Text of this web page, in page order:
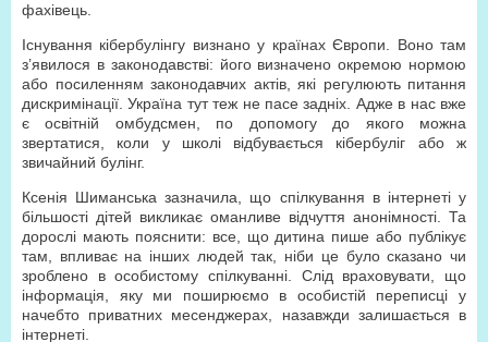
фахівець.
Існування кібербулінгу визнано у країнах Європи. Воно там
з’явилося в законодавстві: його визначено окремою нормою
або посиленням законодавчих актів, які регулюють питання
дискримінації. Україна тут теж не пасе задніх. Адже в нас вже
є освітній омбудсмен, по допомогу до якого можна
звертатися, коли у школі відбувається кібербуліг або ж
звичайний булінг.
Ксенія Шиманська зазначила, що спілкування в інтернеті у
більшості дітей викликає оманливе відчуття анонімності. Та
дорослі мають пояснити: все, що дитина пише або публікує
там, впливає на інших людей так, ніби це було сказано чи
зроблено в особистому спілкуванні. Слід враховувати, що
інформація, яку ми поширюємо в особистій переписці у
начебто приватних месенджерах, назавжди залишається в
інтернеті.